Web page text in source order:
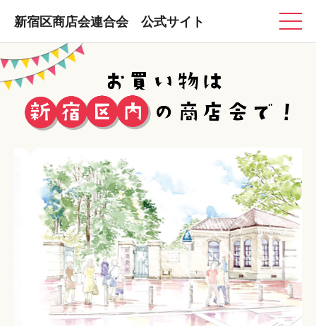
新宿区商店会連合会 公式サイト